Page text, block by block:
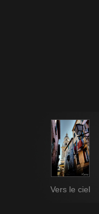
Vers le ciel